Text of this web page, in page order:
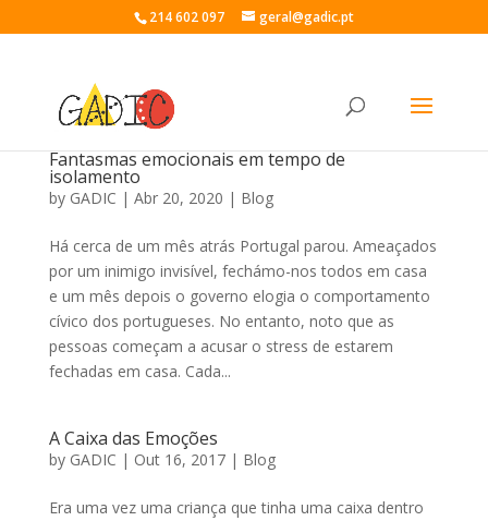
214 602 097 geral@gadic.pt
Fantasmas emocionais em tempo de
isolamento
by GADIC | Abr 20, 2020 | Blog
Há cerca de um mês atrás Portugal parou. Ameaçados
por um inimigo invisível, fechámo-nos todos em casa
e um mês depois o governo elogia o comportamento
cívico dos portugueses. No entanto, noto que as
pessoas começam a acusar o stress de estarem
fechadas em casa. Cada...
A Caixa das Emoções
by GADIC | Out 16, 2017| Blog
Era uma vez uma criança que tinha uma caixa dentro